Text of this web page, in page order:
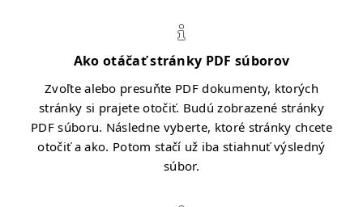
Ako otáčať stránky PDF súborov
Zvoľte alebo presuňte PDF dokumenty, ktorých
stránky si prajete otočiť. Budú zobrazené stránky
PDF súboru. Následne vyberte, ktoré stránky chcete
otočiť a ako. Potom stačí už iba stiahnuť výsledný
súbor.